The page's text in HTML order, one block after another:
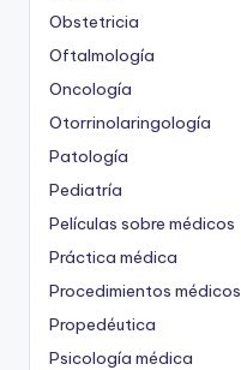
Obstetricia
Oftalmología
Oncología
Otorrinolaringología
Patología
Pediatría
Películas sobre médicos
Práctica médica
Procedimientos médicos
Propedéutica
Psicología médica